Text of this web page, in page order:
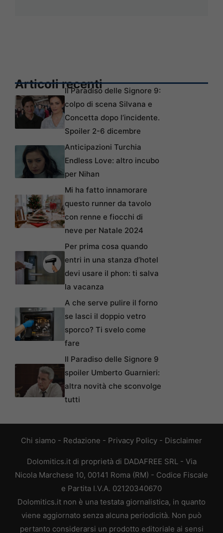
Articoli recentiIl Paradiso delle Signore 9:
colpo di scena Silvana e
Concetta dopo l’incidente.
Spoiler 2-6 dicembre
Anticipazioni Turchia
Endless Love: altro incubo
per Nihan
Mi ha fatto innamorare
questo runner da tavolo
con renne e fiocchi di
neve per Natale 2024
Per prima cosa quando
entri in una stanza d’hotel
devi usare il phon: ti salva
la vacanza
A che serve pulire il forno
se lasci il doppio vetro
sporco? Ti svelo come
fare
Il Paradiso delle Signore 9
spoiler Umberto Guarnieri:
altra novità che sconvolge
tutti
Chi siamo - Redazione - Privacy Policy - Disclaimer
Dolomitics.it di proprietà di DADAFREE SRL - Via
Nicola Marchese 10, 00141 Roma (RM) - Codice Fiscale
e Partita I.V.A. 02120340670
Dolomitics.it non è una testata giornalistica, in quanto
viene aggiornato senza alcuna periodicità. Non può
pertanto considerarsi un prodotto editoriale ai sensi